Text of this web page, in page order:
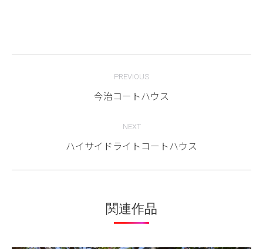
PREVIOUS
Previous
今治コートハウス
NEXT
Next
ハイサイドライトコートハウス
関連作品